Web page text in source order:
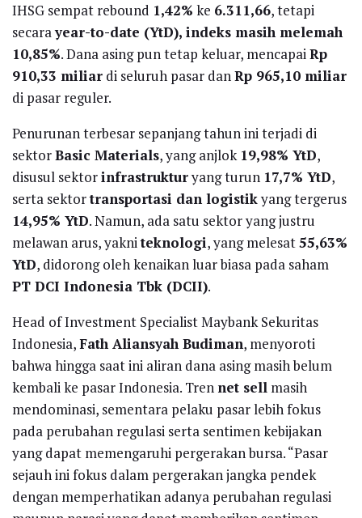
IHSG sempat rebound 1,42% ke 6.311,66, tetapi
secarayear-to-date (YtD), indeks masih melemah
10,85%. Dana asing pun tetap keluar, mencapaiRp
910,33 miliar di seluruh pasar danRp 965,10 miliar
di pasar reguler.
Penurunan terbesar sepanjang tahun ini terjadi di
sektorBasic Materials, yang anjlok 19,98% YtD,
disusul sektorinfrastrukturyang turun 17,7% YtD,
serta sektortransportasi dan logistikyang tergerus
14,95% YtD. Namun, ada satu sektor yang justru
melawan arus, yakniteknologi, yang melesat55,63%
YtD, didorong oleh kenaikan luar biasa pada saham
PT DCI Indonesia Tbk (DCII).
Head of Investment Specialist Maybank Sekuritas
Indonesia,Fath Aliansyah Budiman, menyoroti
bahwa hingga saat ini aliran dana asing masih belum
kembali ke pasar Indonesia. Tren net sell masih
mendominasi, sementara pelaku pasar lebih fokus
pada perubahan regulasi serta sentimen kebijakan
yang dapat memengaruhi pergerakan bursa. “Pasar
sejauh ini fokus dalam pergerakan jangka pendek
dengan memperhatikan adanya perubahan regulasi